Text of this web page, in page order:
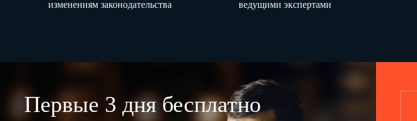
изменениям законодательства
ведущими экспертами
Первые 3 дня бесплатно